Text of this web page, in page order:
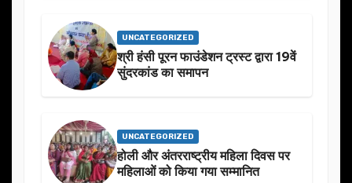
UNCATEGORIZED
श्री हंसी पूरन फाउंडेशन ट्रस्ट द्वारा 19वें
सुंदरकांड का समापन
UNCATEGORIZED
होली और अंतरराष्ट्रीय महिला दिवस पर
महिलाओं को किया गया सम्मानित